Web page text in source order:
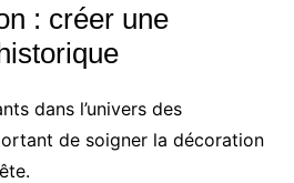
: créer une
dans l’univers des
de soigner la décoration